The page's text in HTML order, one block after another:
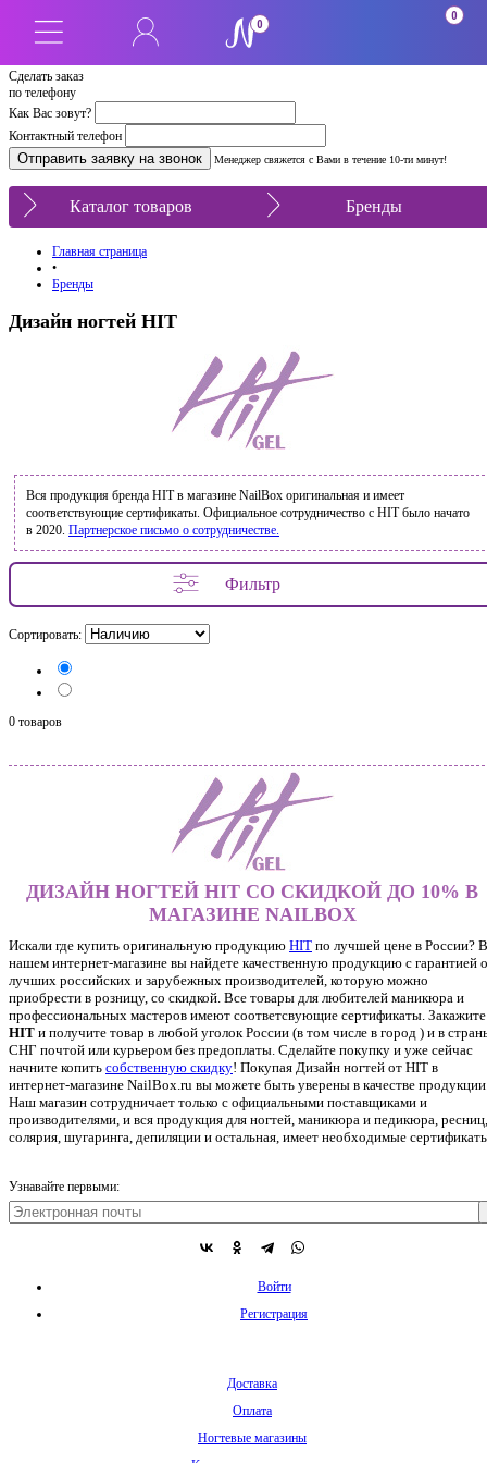
Сделать заказ
по телефону
Как Вас зовут?
Контактный телефон
Менеджер свяжется с Вами в течение 10-ти минут!
0
0
Каталог товаров Бренды
Главная страница
•
Бренды
Дизайн ногтей HIT
Вся продукция бренда HIT в магазине NailBox оригинальная и имеет
соответствующие сертификаты. Официальное сотрудничество с HIT было начато
в 2020. Партнерское письмо о сотрудничестве.
Фильтр
Сортировать:
0 товаров
ДИЗАЙН НОГТЕЙ HIT СО СКИДКОЙ ДО 10% В
МАГАЗИНЕ NAILBOX
Искали где купить оригинальную продукцию HIT по лучшей цене в России? В
нашем интернет-магазине вы найдете качественную продукцию с гарантией
лучших российских и зарубежных производителей, которую можно
приобрести в розницу, со скидкой. Все товары для любителей маникюра и
профессиональных мастеров имеют соответсвующие сертификаты. Закажите
HIT и получите товар в любой уголок России (в том числе в город ) и в
СНГ почтой или курьером без предоплаты. Сделайте покупку и уже сейчас
начните копить собственную скидку! Покупая Дизайн ногтей от HIT в
интернет-магазине NailBox.ru вы можете быть уверены в качестве
Наш магазин сотрудничает только с официальными поставщиками и
производителями, и вся продукция для ногтей, маникюра и педикюра, ресниц,
солярия, шугаринга, депиляции и остальная, имеет необходимые
Узнавайте первыми:
Войти
Регистрация
Доставка
Оплата
Ногтевые магазины